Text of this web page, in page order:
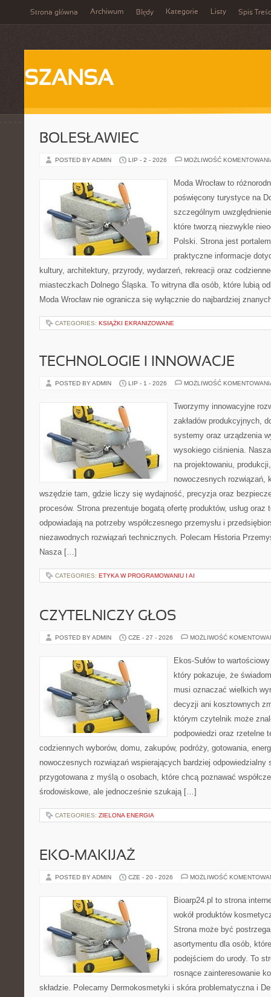
Strona główna Archiwum Błędy Kategorie Listy Spis
SZANSA
BOLESŁAWIEC
POSTED BY ADMIN LIP - 2 - 2026 MOŻLIWOŚĆ
Moda Wrocław to
poświęcony turystyce na
szczególnym
które tworzą niezwykle
Polski. Strona jest
praktyczne informacje
kultury, architektury, przyrody, wydarzeń, rekreacji oraz
miasteczkach Dolnego Śląska. To witryna dla osób, które lubią
Moda Wrocław nie ogranicza się wyłącznie do najbardziej
CATEGORIES: KSIĄŻKI EKRANIZOWANE
TECHNOLOGIE I INNOWACJE
POSTED BY ADMIN LIP - 1 - 2026 MOŻLIWOŚĆ
Tworzymy innowacyjne
zakładów produkcyjnych,
systemy oraz urządzenia
wysokiego ciśnienia.
na projektowaniu,
nowoczesnych rozwiązań,
wszędzie tam, gdzie liczy się wydajność, precyzja oraz
procesów. Strona prezentuje bogatą ofertę produktów, usług oraz
odpowiadają na potrzeby współczesnego przemysłu i
niezawodnych rozwiązań technicznych. Polecam Historia
Nasza […]
CATEGORIES: ETYKA W PROGRAMOWANIU I AI
CZYTELNICZY GŁOS
POSTED BY ADMIN CZE - 27 - 2026 MOŻLIWOŚĆ
Ekos-Sułów to
który pokazuje, że
musi oznaczać wielkich
decyzji ani kosztownych
którym czytelnik może
podpowiedzi oraz rzetelne
codziennych wyborów, domu, zakupów, podróży, gotowania,
nowoczesnych rozwiązań wspierających bardziej odpowiedzialny
przygotowana z myślą o osobach, które chcą poznawać
środowiskowe, ale jednocześnie szukają […]
CATEGORIES: ZIELONA ENERGIA
EKO-MAKIJAŻ
POSTED BY ADMIN CZE - 20 - 2026 MOŻLIWOŚĆ
Bioarp24.pl to strona
wokół produktów
Strona może być
asortymentu dla osób,
podejściem do urody. To
rosnące zainteresowanie
składzie. Polecamy Dermokosmetyki i skóra problematyczna i